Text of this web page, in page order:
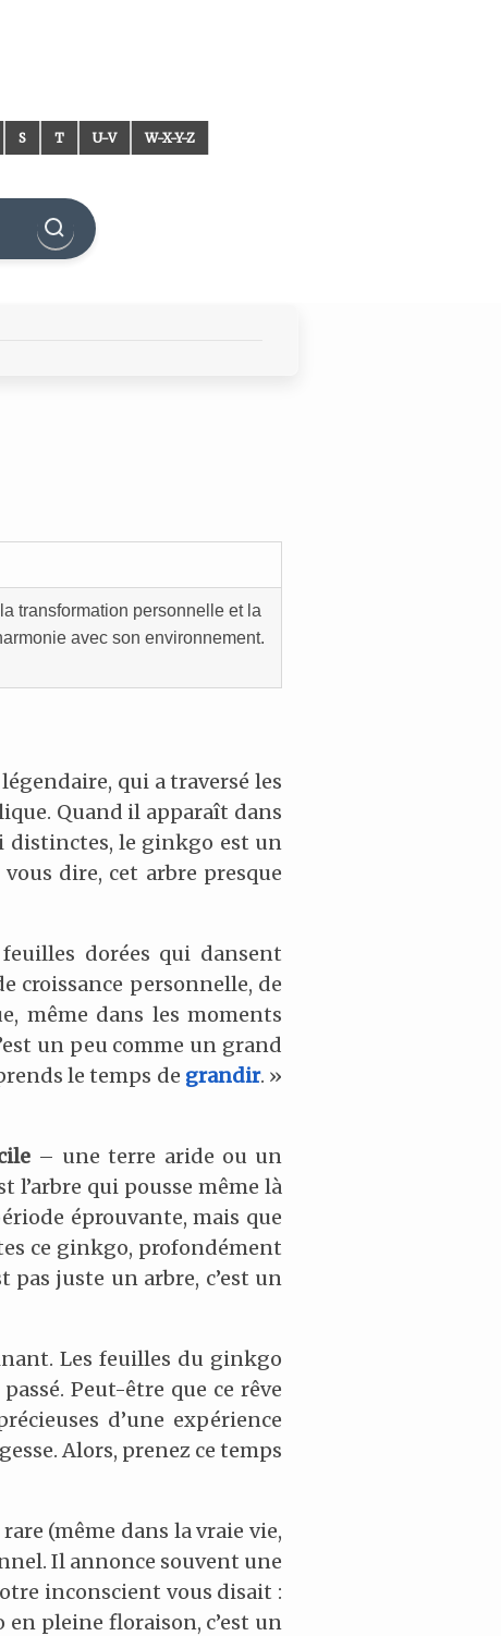
S T U-V W-X-Y-Z
transformation personnelle et la
avec son environnement.
qui a traversé les
Quand il apparaît dans
distinctes, le ginkgo est un
dire, cet arbre presque
dorées qui dansent
croissance personnelle, de
même dans les moments
un peu comme un grand
le temps de grandir. »
– une terre aride ou un
l’arbre qui pousse même là
éprouvante, mais que
ce ginkgo, profondément
pas juste un arbre, c’est un
Les feuilles du ginkgo
Peut-être que ce rêve
d’une expérience
Alors, prenez ce temps
(même dans la vraie vie,
Il annonce souvent une
inconscient vous disait :
pleine floraison, c’est un